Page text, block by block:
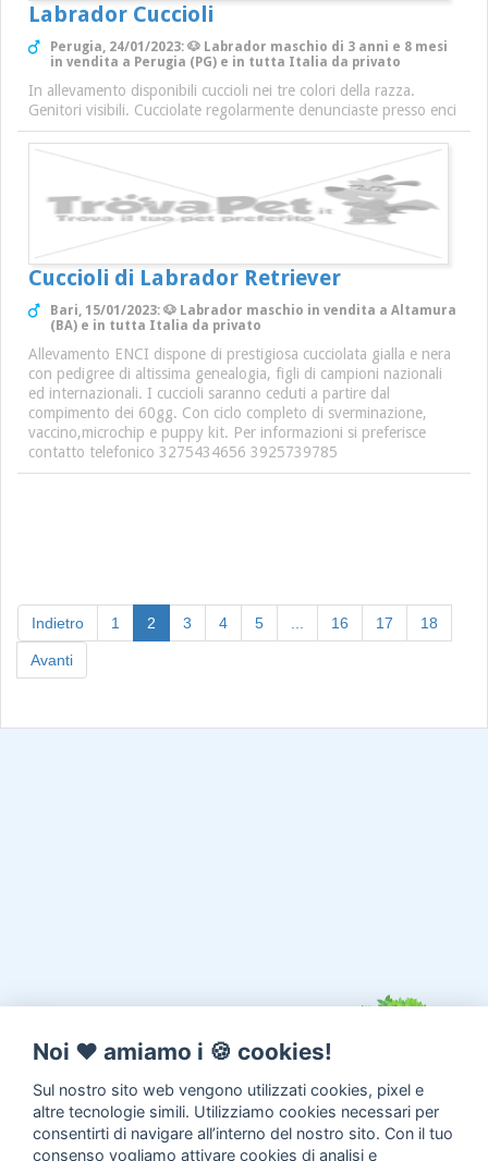
Labrador Cuccioli
Perugia, 24/01/2023: 🐶 Labrador maschio di 3 anni e 8 mesi
in vendita a Perugia (PG) e in tutta Italia da privato
In allevamento disponibili cuccioli nei tre colori della razza.
Genitori visibili. Cucciolate regolarmente denunciaste presso enci
Cuccioli di Labrador Retriever
Bari, 15/01/2023: 🐶 Labrador maschio in vendita a Altamura
(BA) e in tutta Italia da privato
Allevamento ENCI dispone di prestigiosa cucciolata gialla e nera
con pedigree di altissima genealogia, figli di campioni nazionali
ed internazionali. I cuccioli saranno ceduti a partire dal
compimento dei 60gg. Con ciclo completo di sverminazione,
vaccino,microchip e puppy kit. Per informazioni si preferisce
contatto telefonico 3275434656 3925739785
Indietro 1 2 (current)
3 4 5 16 17 18
Avanti
Noi ♥️ amiamo i 🍪 cookies!
Sul nostro sito web vengono utilizzati cookies, pixel e
altre tecnologie simili. Utilizziamo cookies necessari per
consentirti di navigare all’interno del nostro sito. Con il tuo
consenso vogliamo attivare cookies di analisi e